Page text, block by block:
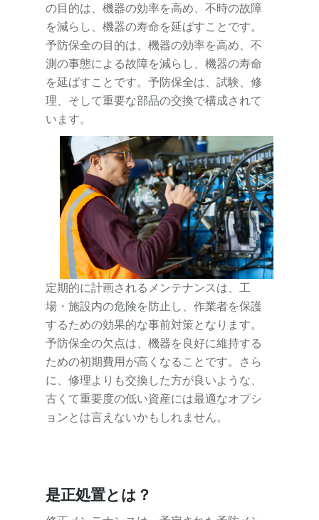
の目的は、機器の効率を高め、不時の故障
を減らし、機器の寿命を延ばすことです。
予防保全の目的は、機器の効率を高め、不
測の事態による故障を減らし、機器の寿命
を延ばすことです。予防保全は、試験、修
理、そして重要な部品の交換で構成されて
います。
定期的に計画されるメンテナンスは、工
場・施設内の危険を防止し、作業者を保護
するための効果的な事前対策となります。
予防保全の欠点は、機器を良好に維持する
ための初期費用が高くなることです。さら
に、修理よりも交換した方が良いような、
古くて重要度の低い資産には最適なオプシ
ョンとは言えないかもしれません。
是正処置とは？